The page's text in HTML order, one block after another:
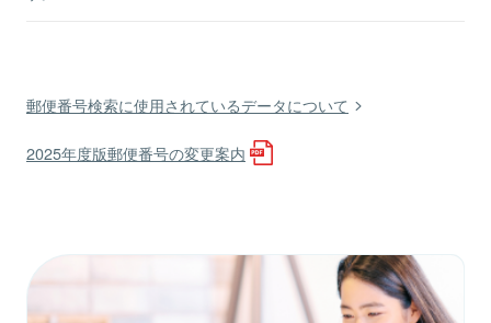
郵便番号検索に使用されているデータについて
2025年度版郵便番号の変更案内